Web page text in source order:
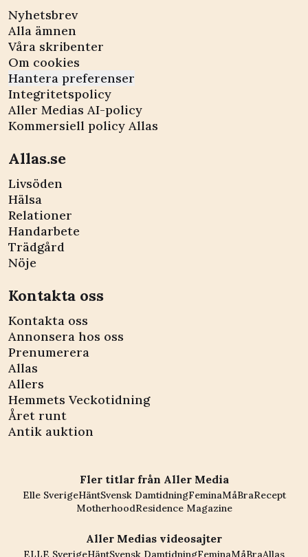
Nyhetsbrev
Alla ämnen
Våra skribenter
Om cookies
Hantera preferenser
Integritetspolicy
Aller Medias AI-policy
Kommersiell policy Allas
Allas.se
Livsöden
Hälsa
Relationer
Handarbete
Trädgård
Nöje
Kontakta oss
Kontakta oss
Annonsera hos oss
Prenumerera
Allas
Allers
Hemmets Veckotidning
Året runt
Antik auktion
Fler titlar från Aller Media
Elle SverigeHäntSvensk DamtidningFeminaMåBraRecept
MotherhoodResidence Magazine
Aller Medias videosajter
ELLE SverigeHäntSvensk DamtidningFeminaMåBraAllas